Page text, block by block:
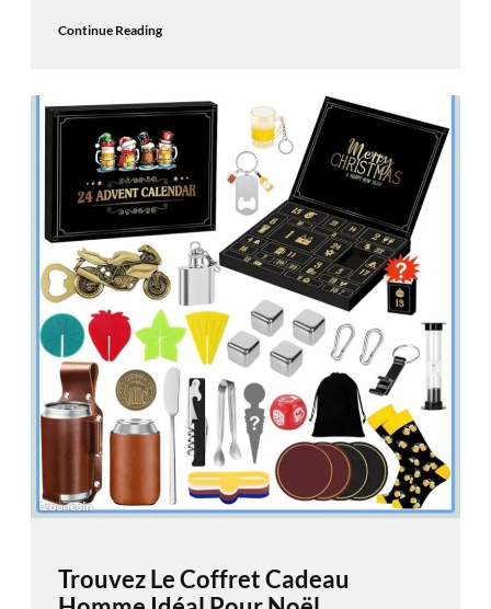
Continue Reading
Trouvez Le Coffret Cadeau